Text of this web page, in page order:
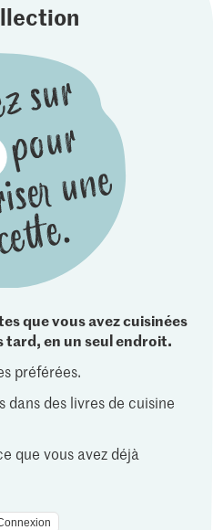
que vous avez cuisinées
tard, en un seul endroit.
préférées.
dans des livres de cuisine
que vous avez déjà